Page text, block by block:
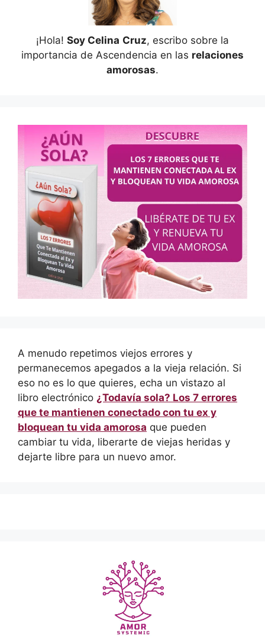
¡Hola! Soy Celina Cruz, escribo sobre la
importancia de Ascendencia en las relaciones
amorosas.
A menudo repetimos viejos errores y
permanecemos apegados a la vieja relación. Si
eso no es lo que quieres, echa un vistazo al
libro electrónico ¿Todavía sola? Los 7 errores
que te mantienen conectado con tu ex y
bloquean tu vida amorosa que pueden
cambiar tu vida, liberarte de viejas heridas y
dejarte libre para un nuevo amor.